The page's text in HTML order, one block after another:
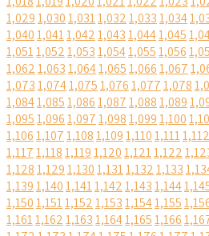
1,0291,0301,0311,0321,0331,034
1,0401,0411,0421,0431,0441,045
1,0511,0521,0531,0541,0551,056
1,0621,0631,0641,0651,0661,067
1,0731,0741,0751,0761,0771,078
1,0841,0851,0861,0871,0881,089
1,0951,0961,0971,0981,0991,100
1,1061,1071,1081,1091,1101,1111,112
1,1171,1181,1191,1201,1211,122
1,1281,1291,1301,1311,1321,133
1,1391,1401,1411,1421,1431,144
1,1501,1511,1521,1531,1541,155
1,1611,1621,1631,1641,1651,166